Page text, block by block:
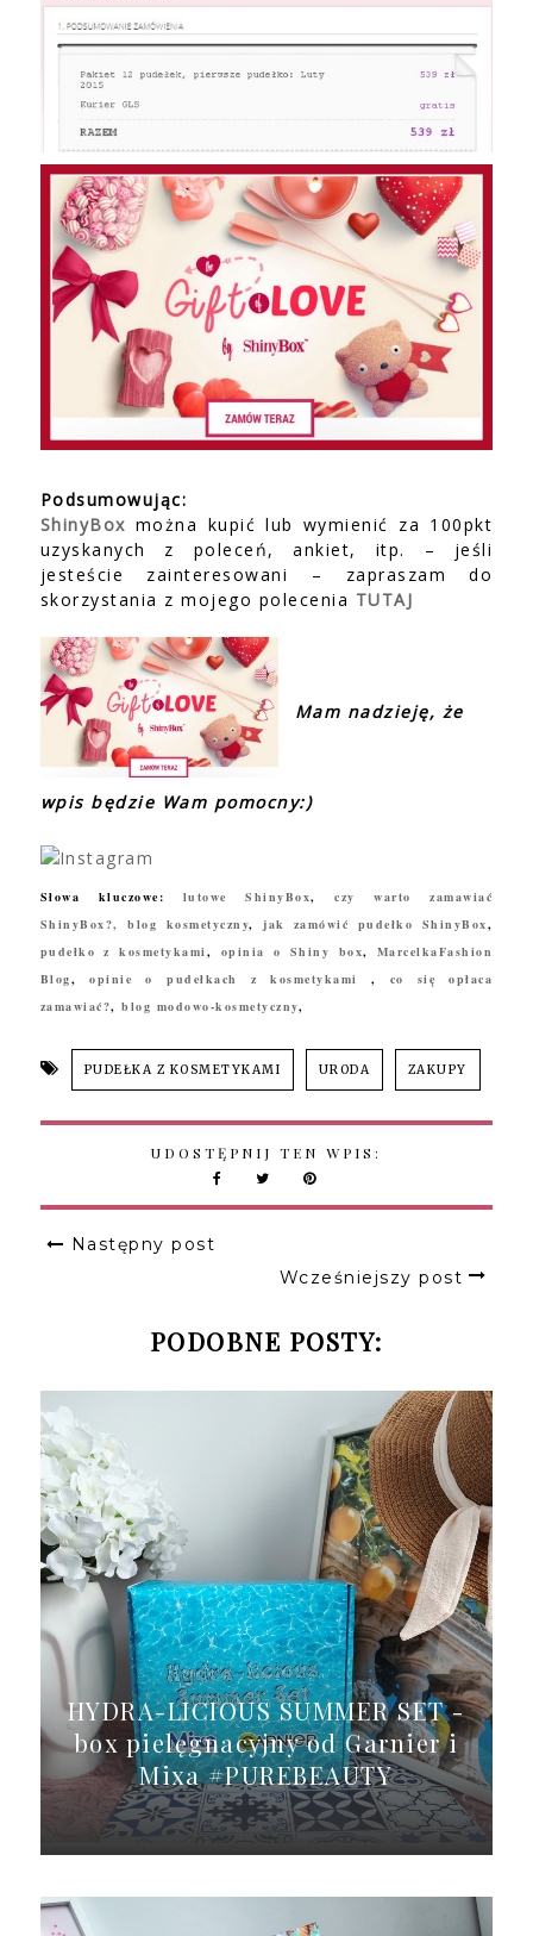
Podsumowując:
ShinyBox można kupić lub wymienić za 100pkt
uzyskanych z poleceń, ankiet, itp. – jeśli
jesteście zainteresowani – zapraszam do
skorzystania z mojego polecenia TUTAJ
Mam nadzieję, że
wpis będzie Wam pomocny:)
Słowa kluczowe: lutowe ShinyBox,czy warto zamawiać
ShinyBox?,
blog kosmetyczny, jak zamówić pudełko ShinyBox,
pudełko z kosmetykami, opinia o Shiny box, MarcelkaFashion
Blog,opinie o pudełkach z kosmetykami , co się opłaca
zamawiać?,blog modowo-kosmetyczny,
PUDEŁKA Z KOSMETYKAMI URODA ZAKUPY
UDOSTĘPNIJ TEN WPIS:
Następny post
Wcześniejszy post
PODOBNE POSTY:
HYDRA-LICIOUS SUMMER SET -
box pielęgnacyjny od Garnier i
Mixa #PUREBEAUTY